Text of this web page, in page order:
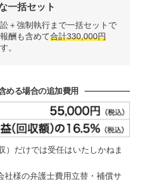
一括セット
＋強制執行まで一括セットで
酬も含めて合計330,000円
。
める場合の追加費用
だけでは受任はいたしかねま
様の弁護士費用立替・補償サ